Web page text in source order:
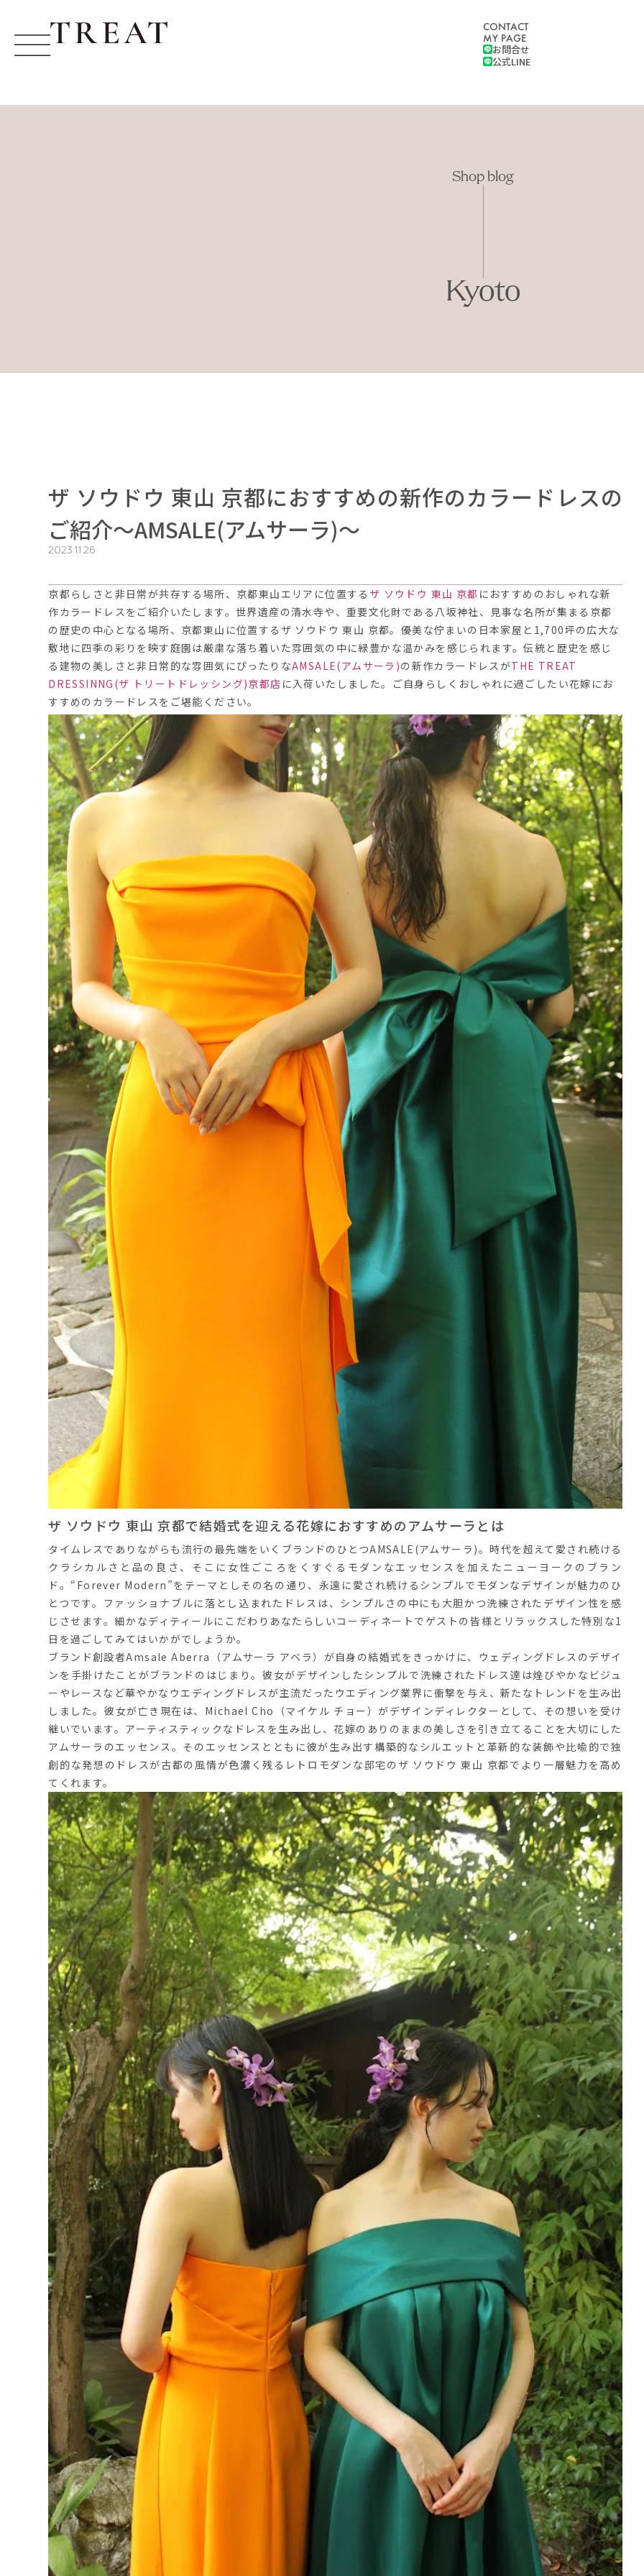
CONTACT
MY PAGE
お問合せ
公式LINE
Shop blog
Kyoto
ザ ソウドウ 東山 京都におすすめの新作のカラードレスの
ご紹介〜AMSALE(アムサーラ)〜
2023.11.26
京都らしさと非日常が共存する場所、京都東山エリアに位置する ザ ソウドウ 東山 京都 におすすめのおしゃれな新
作カラードレスをご紹介いたします。世界遺産の清水寺や、重要文化財である八坂神社、見事な名所が集まる京都
の歴史の中心となる場所、京都東山に位置するザ ソウドウ 東山 京都。優美な佇まいの日本家屋と1,700坪の広大な
敷地に四季の彩りを映す庭園は厳粛な落ち着いた雰囲気の中に緑豊かな温かみを感じられます。伝統と歴史を感じ
る建物の美しさと非日常的な雰囲気にぴったりなAMSALE(アムサーラ)の新作カラードレスがTHE TREAT
DRESSINNG(ザ トリートドレッシング)京都店 に入荷いたしました。ご自身らしくおしゃれに過ごしたい花嫁にお
すすめのカラードレスをご堪能ください。
ザ ソウドウ 東山 京都で結婚式を迎える花嫁におすすめのアムサーラとは
タイムレスでありながらも流行の最先端をいくブランドのひとつAMSALE(アムサーラ)。時代を超えて愛され続ける
クラシカルさと品の良さ、そこに女性ごころをくすぐるモダンなエッセンスを加えたニューヨークのブラン
ド。“Forever Modern”をテーマとしその名の通り、永遠に愛され続けるシンプルでモダンなデザインが魅力のひ
とつです。ファッショナブルに落とし込まれたドレスは、シンプルさの中にも大胆かつ洗練されたデザイン性を感
じさせます。細かなディティールにこだわりあなたらしいコーディネートでゲストの皆様とリラックスした特別な1
日を過ごしてみてはいかがでしょうか。
ブランド創設者Amsale Aberra（アムサーラ アベラ）が自身の結婚式をきっかけに、ウェディングドレスのデザイ
ンを手掛けたことがブランドのはじまり。彼女がデザインしたシンプルで洗練されたドレス達は煌びやかなビジュ
ーやレースなど華やかなウエディングドレスが主流だったウエディング業界に衝撃を与え、新たなトレンドを生み出
しました。彼女が亡き現在は、Michael Cho（マイケル チョー）がデザインディレクターとして、その想いを受け
継いでいます。アーティスティックなドレスを生み出し、花嫁のありのままの美しさを引き立てることを大切にした
アムサーラのエッセンス。そのエッセンスとともに彼が生み出す構築的なシルエットと革新的な装飾や比喩的で独
創的な発想のドレスが古都の風情が色濃く残るレトロモダンな邸宅のザ ソウドウ 東山 京都でより一層魅力を高め
てくれます。